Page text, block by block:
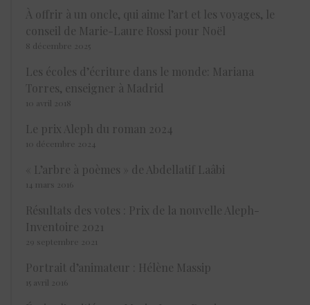
À offrir à un oncle, qui aime l’art et les voyages, le
conseil de Marie-Laure Rossi pour Noël
8 décembre 2025
Les écoles d’écriture dans le monde: Mariana
Torres, enseigner à Madrid
10 avril 2018
Le prix Aleph du roman 2024
10 décembre 2024
« L’arbre à poèmes » de Abdellatif Laâbi
14 mars 2016
Résultats des votes : Prix de la nouvelle Aleph-
Inventoire 2021
29 septembre 2021
Portrait d’animateur : Hélène Massip
15 avril 2016